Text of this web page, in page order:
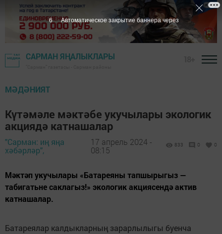
САРМАН ЯҢАЛЫКЛАРЫ
МӘДӘНИЯТ
Күтәмәле мәктәбе укучылары экологик
акциядә катнашалар
"Сарман: иң яңа
хәбәрләр",
17 апрель 2024 -
08:15
833 0 0
Мәктәп укучылары «Батареяны тапшырыгыз —
табигатьне саклагыз!» экологик акциясендә актив
катнашалар.
Батареялар калдыкларның зарарлылыгы буенча
5 Автоматическое закрытие баннера через